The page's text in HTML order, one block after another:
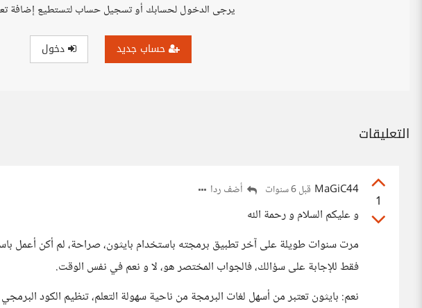
يرجى الدخول لحسابك أو تسجيل حساب لتستطيع إضافة
حساب جديد دخول
التعليقات
1
MaGiC44 قبل 6 سنوات أضف ردا
و عليكم السلام و رحمة الله
مرت سنوات طويلة على آخر تطبيق برمجته باستخدام بايثون، صراحة، لم أكن أعمل
فقط للإجابة على سؤالك، فالجواب المختصر هو، لا و نعم في نفس الوقت.
نعم: بايثون تعتبر من أسهل لغات البرمجة من ناحية سهولة التعلم، تنظيم الكود